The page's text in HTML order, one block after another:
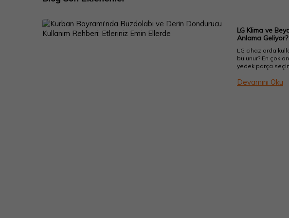
LG Klima ve
Anlama Geliyor?
LG cihazlarda
bulunur? En çok
yedek parça
Devamını Oku